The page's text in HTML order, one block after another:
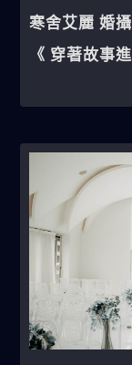
寒舍艾麗 婚
《 穿著故事